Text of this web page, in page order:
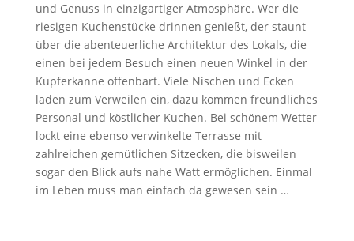
und Genuss in einzigartiger Atmosphäre. Wer die
riesigen Kuchenstücke drinnen genießt, der staunt
über die abenteuerliche Architektur des Lokals, die
einen bei jedem Besuch einen neuen Winkel in der
Kupferkanne offenbart. Viele Nischen und Ecken
laden zum Verweilen ein, dazu kommen freundliches
Personal und köstlicher Kuchen. Bei schönem Wetter
lockt eine ebenso verwinkelte Terrasse mit
zahlreichen gemütlichen Sitzecken, die bisweilen
sogar den Blick aufs nahe Watt ermöglichen. Einmal
im Leben muss man einfach da gewesen sein …